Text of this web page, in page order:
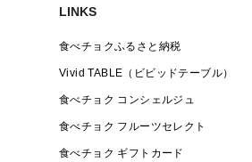
LINKS
食べチョクふるさと納税
Vivid TABLE（ビビッドテーブル）
食べチョク コンシェルジュ
食べチョク フルーツセレクト
食べチョク ギフトカード